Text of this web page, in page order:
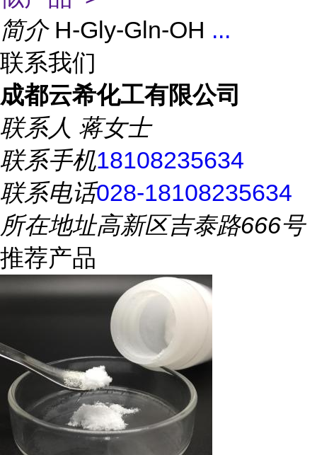
简介 H-Gly-Gln-OH ...
联系我们
成都云希化工有限公司
联系人 蒋女士
联系手机18108235634
联系电话028-18108235634
所在地址高新区吉泰路666号
推荐产品